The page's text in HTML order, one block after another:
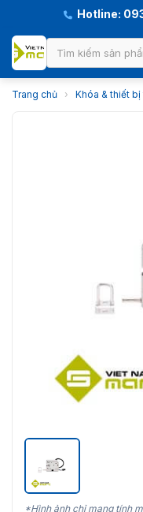
Hotline:
Trang chủ › Khóa & thiết
*Hình ảnh chỉ mang tính